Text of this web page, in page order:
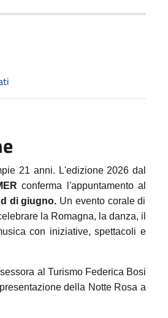
21 anni. L'edizione 2026 dal
conferma l'appuntamento al
di giugno. Un evento corale di
la Romagna, la danza, il
con iniziative, spettacoli e
al Turismo Federica Bosi
della Notte Rosa a